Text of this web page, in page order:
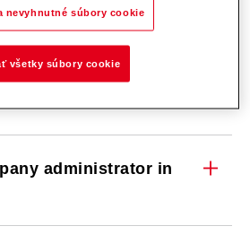
administrator and
administrator in
nevyhnutné súbory cookie
všetky súbory cookie